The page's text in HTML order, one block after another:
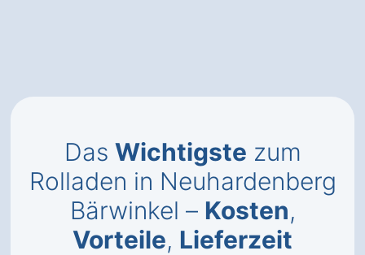
Das Wichtigste zum
Rolladen in Neuhardenberg
Bärwinkel – Kosten,
Vorteile, Lieferzeit